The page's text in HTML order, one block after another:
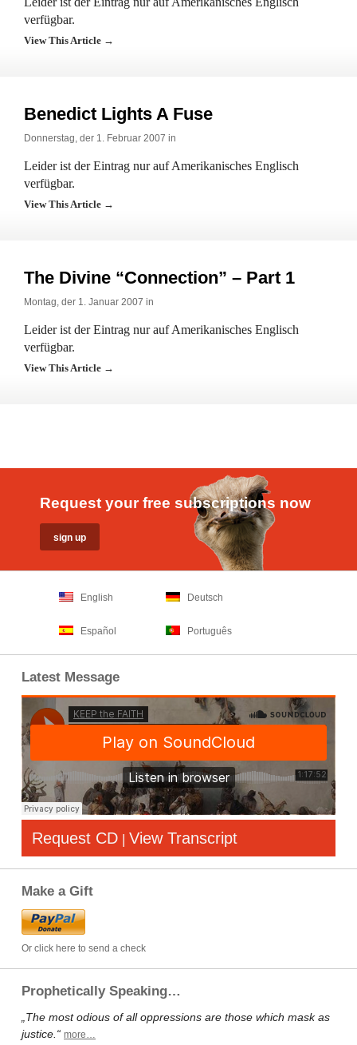
verfügbar.
View This Article →
Benedict Lights A Fuse
Donnerstag, der 1. Februar 2007 in
Leider ist der Eintrag nur auf Amerikanisches Englisch
verfügbar.
View This Article →
The Divine “Connection” – Part 1
Montag, der 1. Januar 2007 in
Leider ist der Eintrag nur auf Amerikanisches Englisch
verfügbar.
View This Article →
Request your free subscriptions now
English Deutsch
Español Português
Latest Message
Request CD | View Transcript
Make a Gift
Or click here to send a check
Prophetically Speaking…
„The most odious of all oppressions are those which mask as
justice.“ more…